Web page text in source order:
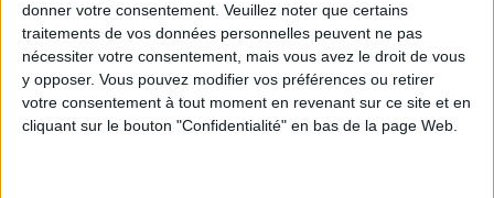
donner votre consentement. Veuillez noter que certains
traitements de vos données personnelles peuvent ne pas
nécessiter votre consentement, mais vous avez le droit de vous
y opposer. Vous pouvez modifier vos préférences ou retirer
votre consentement à tout moment en revenant sur ce site et en
cliquant sur le bouton "Confidentialité" en bas de la page Web.
LES MEILLEURS HÔTELS POUR UN WEEK-END SPA ET GASTRONOMIE